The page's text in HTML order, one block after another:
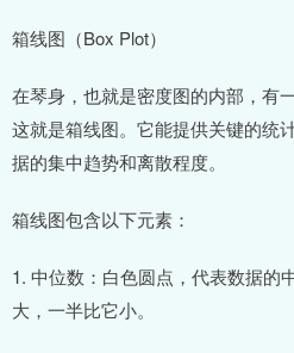
箱线图（Box Plot）
在琴身，也就是密度图的内部，有
这就是箱线图。它能提供关键的统
据的集中趋势和离散程度。
箱线图包含以下元素：
1. 中位数：白色圆点，代表数据的
大，一半比它小。